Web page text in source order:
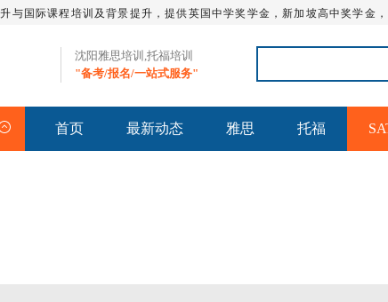
与国际课程培训及背景提升，提供英国中学奖学金，新加坡高中奖学
沈阳雅思培训,托福培训
"备考/报名/一站式服务"
首页 最新动态 雅思 托福